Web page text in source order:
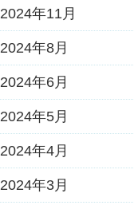
2024年11月
2024年8月
2024年6月
2024年5月
2024年4月
2024年3月